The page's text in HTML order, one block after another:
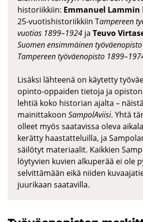
historiikkiin: Emmanuel Lammin
25-vuotishistoriikkiin Tampereen
vuotias 1899–1924 ja Teuvo
Suomen ensimmäinen
Tampereen työväenopisto
Lisäksi lähteenä on käytetty
opinto-oppaiden tietoja ja
lehtiä koko historian ajalta –
mainittakoon SampolAviisi. Yhtä
olleet myös saatavissa oleva
kerätty haastatteluilla, ja
säilötyt materiaalit. Kaikkien
löytyvien kuvien alkuperää ei ole
selvittämään eikä niiden
juurikaan saatavilla.